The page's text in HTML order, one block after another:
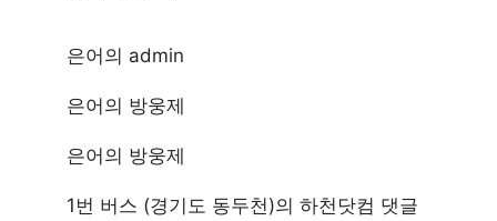
은어 의 admin
은어 의 방웅제
은어 의 방웅제
1번 버스 (경기도 동두천)의 하천닷컴 댓글